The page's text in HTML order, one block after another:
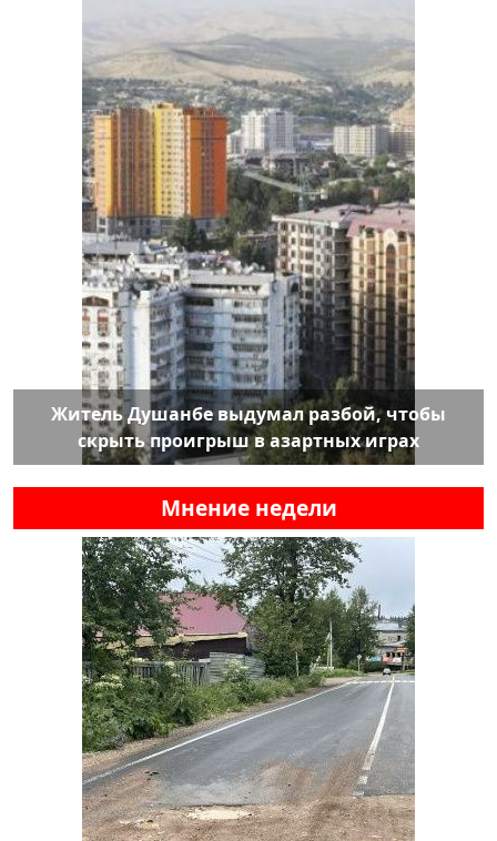
Житель Душанбе выдумал разбой, чтобы
скрыть проигрыш в азартных играх
Мнение недели